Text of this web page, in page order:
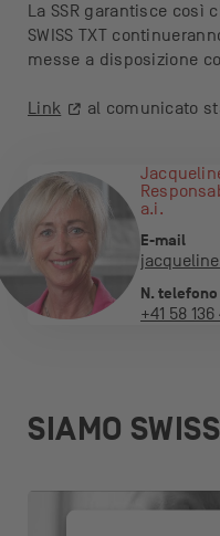
La SSR garantisce così
SWISS TXT
messe a disposizione
Link al comunicato
a.i.
E-mail
N. telefono
+41 58
SIAMO